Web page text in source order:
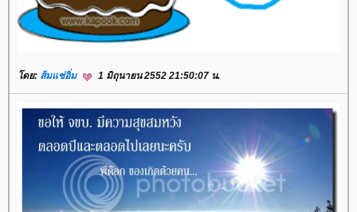
โดย: ส้มแช่อิ่ม 1 มิถุนายน 2552 21:50:07 น.